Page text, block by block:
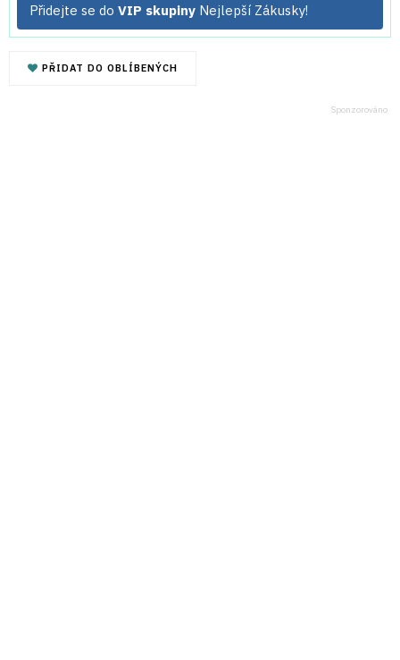
Přidejte se do VIP skupiny Nejlepší Zákusky!
PŘIDAT DO OBLÍBENÝCH